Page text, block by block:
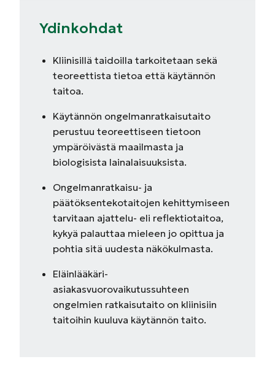
Ydinkohdat
Kliinisillä taidoilla tarkoitetaan sekä
teoreettista tietoa että käytännön
taitoa.
Käytännön ongelmanratkaisutaito
perustuu teoreettiseen tietoon
ympäröivästä maailmasta ja
biologisista lainalaisuuksista.
Ongelmanratkaisu- ja
päätöksentekotaitojen kehittymiseen
tarvitaan ajattelu- eli reflektiotaitoa,
kykyä palauttaa mieleen jo opittua ja
pohtia sitä uudesta näkökulmasta.
Eläinlääkäri-
asiakasvuorovaikutussuhteen
ongelmien ratkaisutaito on kliinisiin
taitoihin kuuluva käytännön taito.